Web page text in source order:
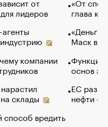
лидеров
компании
склады
способ вредить
глава
«Деньги
Маск в
Функции
основ
ЕС
нефти —